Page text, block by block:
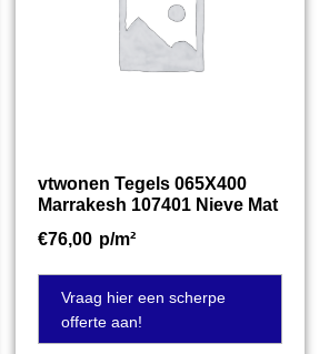
vtwonen Tegels 065X400
Marrakesh 107401 Nieve Mat
€76,00 p/m²
Vraag hier een scherpe
offerte aan!